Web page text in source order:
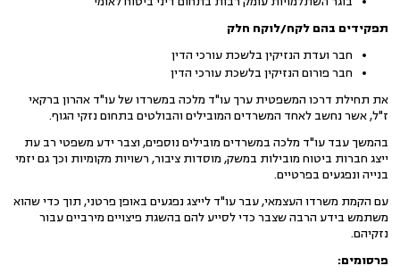
תפקידים בהם לקח/לוקח חלק
חבר ועדת הנזיקין בלשכת עורכי הדין
חבר פורום הנזיקין בלשכת עורכי הדין
את תחילת דרכו המשפטית ערך עו"ד מלכה במשרדו של עו"ד אהרון ברקאי
ז"ל, אשר נחשב לאחד המשרדים המובילים והבולטים בתחום נזקי הגוף.
בהמשך עבד עו"ד מלכה במשרדים מובילים נוספים, וצבר ידע משפטי רב עת
ייצג חברות ביטוח מובילות במשק, מוסדות ציבור, רשויות מקומיות וכך גם יזמי
בנייה ונפגעים בפרטיים.
עם הקמת משרדו העצמאי, עבר עו"ד לייצג נפגעים באופן פרטני, תוך כדי שהוא
משתמש בידע הרבה שצבר כדי לסייע להם בהשגת פיצויים מירביים עבור
נזקיהם.
פרסומים: